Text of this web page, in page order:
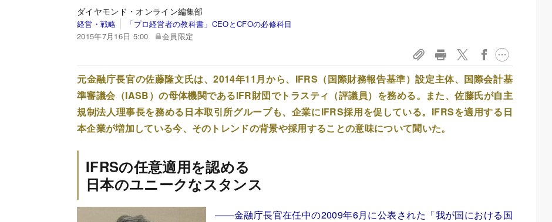
ダイヤモンド・オンライン編集部
経営・戦略
「プロ経営者の教科書」CEOとCFOの必修科目
2015年7月16日 5:00
会員限定
元金融庁長官の佐藤隆文氏は、2014年11月から、IFRS（国際財務報告基準）設定主体、国際会計基
準審議会（IASB）の母体機関であるIFR財団でトラスティ（評議員）を務める。また、佐藤氏が自主
規制法人理事長を務める日本取引所グループも、企業にIFRS採用を促している。IFRSを適用する日
本企業が増加している今、そのトレンドの背景や採用することの意味について聞いた。
IFRSの任意適用を認める
日本のユニークなスタンス
――金融庁長官在任中の2009年6月に公表された「我が国における国